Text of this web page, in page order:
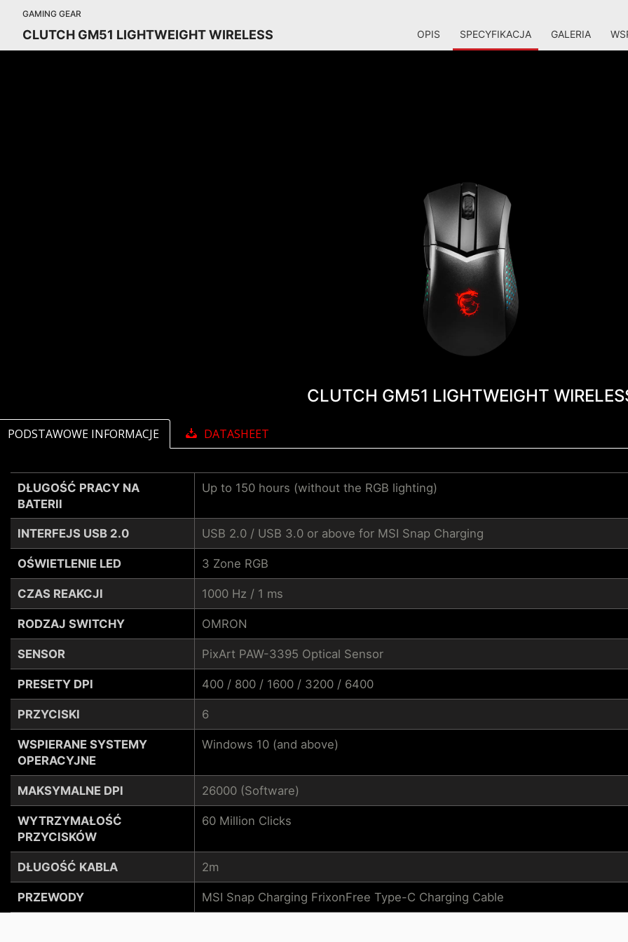
GAMING GEAR
CLUTCH GM51 LIGHTWEIGHT WIRELESS OPIS SPECYFIKACJA GALERIA
CLUTCH GM51 LIGHTWEIGHT
PODSTAWOWE INFORMACJE DATASHEET
DŁUGOŚĆ PRACY NA
BATERII
INTERFEJS USB 2.0
OŚWIETLENIE LED
CZAS REAKCJI
RODZAJ SWITCHY
SENSOR
PRESETY DPI
PRZYCISKI
WSPIERANE SYSTEMY
OPERACYJNE
MAKSYMALNE DPI
WYTRZYMAŁOŚĆ
PRZYCISKÓW
DŁUGOŚĆ KABLA
PRZEWODY
Up to 150 hours (without the RGB lighting)
USB 2.0 / USB 3.0 or above for MSI Snap Charging
3 Zone RGB
1000 Hz / 1 ms
OMRON
PixArt PAW-3395 Optical Sensor
400 / 800 / 1600 / 3200 / 6400
6
Windows 10 (and above)
26000 (Software)
60 Million Clicks
2m
MSI Snap Charging FrixonFree Type-C Charging Cable